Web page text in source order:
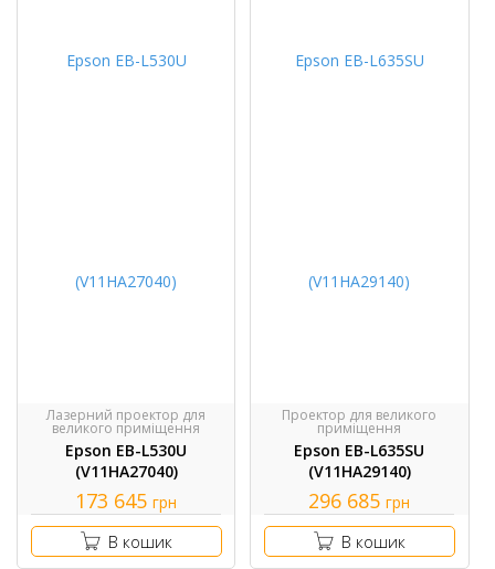
Лазерний проектор для
великого приміщення
Epson EB-L530U
(V11HA27040)
173 645 грн
В кошик
Проектор для великого
приміщення
Epson EB-L635SU
(V11HA29140)
296 685 грн
В кошик